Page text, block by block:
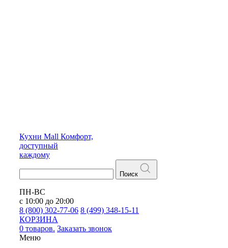
Кухни Mall Комфорт,
доступный
каждому
Поиск
ПН-ВС
с 10:00 до 20:00
8 (800) 302-77-06 8 (499) 348-15-11
КОРЗИНА
0 товаров. Заказать звонок
Меню